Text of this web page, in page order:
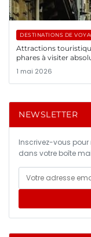
DESTINATIONS DE
Attractions
phares à visiter
1 mai 2026
NEWSLETTER
Inscrivez-vous
dans votre boîte